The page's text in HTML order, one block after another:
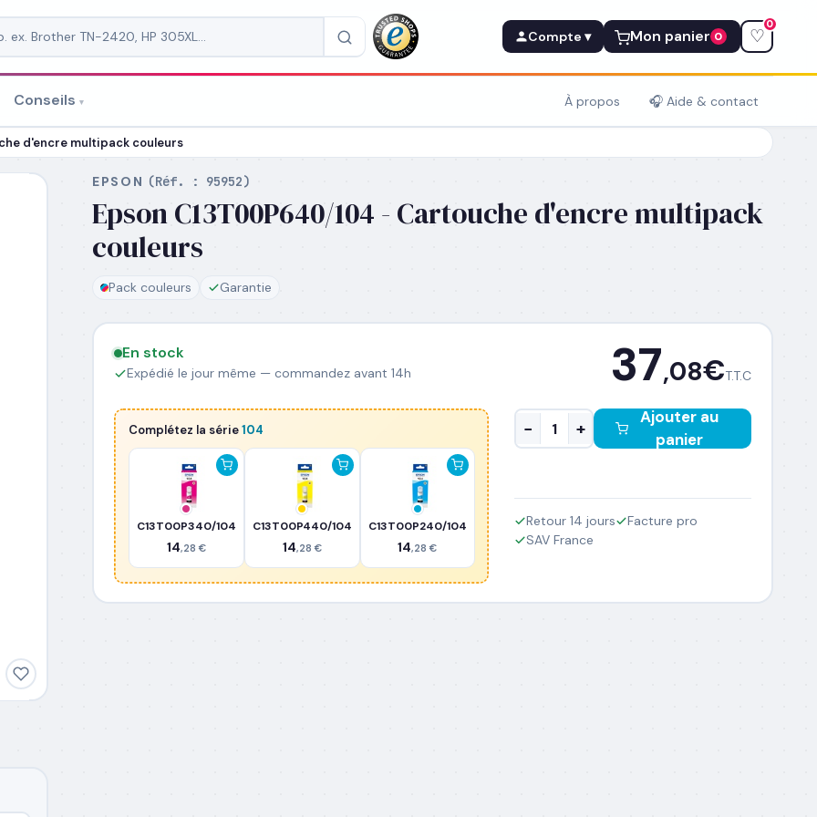
Compte ▾ Mon panier 0 ♡
0
Conseils ▾ À propos 🎧 Aide & contact
d'encre multipack couleurs
EPSON (Réf. : 95952)
Epson C13T00P640/104 - Cartouche d'encre multipack
couleurs
Pack couleurs Garantie
En stock
Expédié le jour même — commandez avant 14h 37,08€T.T.C
− +
Ajouter au
panier
Complétez la série104
C13T00P340/104
14,28 €
C13T00P440/104
14,28 €
C13T00P240/104
14,28 €
Retour 14 jours
Facture pro
SAV France